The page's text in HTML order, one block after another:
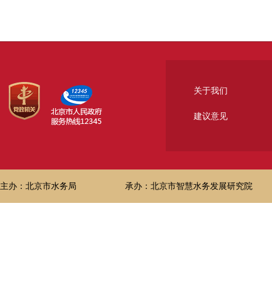
关于我们
建议意见
主办：北京市水务局 承办：北京市智慧水务发展研究院